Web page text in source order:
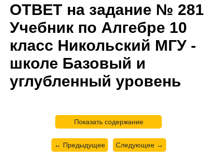
ОТВЕТ на задание № 281
Учебник по Алгебре 10
класс Никольский МГУ -
школе Базовый и
углубленный уровень
Показать содержание
← Предыдущее Следующее →